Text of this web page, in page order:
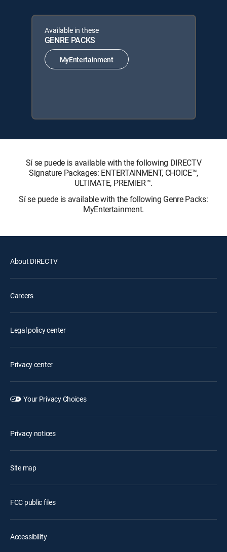
Available in these
GENRE PACKS
MyEntertainment
Sí se puede is available with the following DIRECTV
Signature Packages: ENTERTAINMENT, CHOICE™,
ULTIMATE, PREMIER™.
Sí se puede is available with the following Genre Packs:
MyEntertainment.
About DIRECTV
Careers
Legal policy center
Privacy center
Your Privacy Choices
Privacy notices
Site map
FCC public files
Accessibility